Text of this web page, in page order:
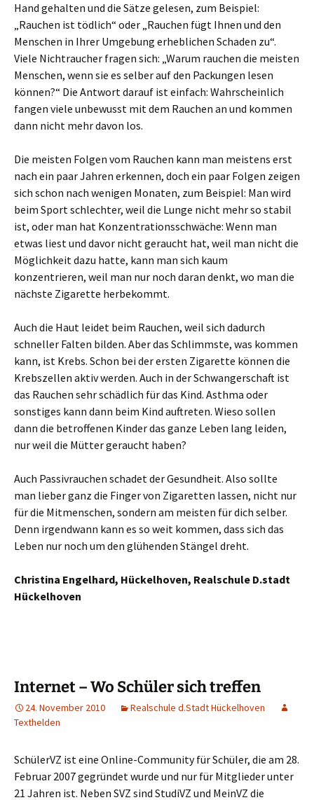
Hand gehalten und die Sätze gelesen, zum Beispiel:
„Rauchen ist tödlich“ oder „Rauchen fügt Ihnen und den
Menschen in Ihrer Umgebung erheblichen Schaden zu“.
Viele Nichtraucher fragen sich: „Warum rauchen die meisten
Menschen, wenn sie es selber auf den Packungen lesen
können?“ Die Antwort darauf ist einfach: Wahrscheinlich
fangen viele unbewusst mit dem Rauchen an und kommen
dann nicht mehr davon los.
Die meisten Folgen vom Rauchen kann man meistens erst
nach ein paar Jahren erkennen, doch ein paar Folgen zeigen
sich schon nach wenigen Monaten, zum Beispiel: Man wird
beim Sport schlechter, weil die Lunge nicht mehr so stabil
ist, oder man hat Konzentrationsschwäche: Wenn man
etwas liest und davor nicht geraucht hat, weil man nicht die
Möglichkeit dazu hatte, kann man sich kaum
konzentrieren, weil man nur noch daran denkt, wo man die
nächste Zigarette herbekommt.
Auch die Haut leidet beim Rauchen, weil sich dadurch
schneller Falten bilden. Aber das Schlimmste, was kommen
kann, ist Krebs. Schon bei der ersten Zigarette können die
Krebszellen aktiv werden. Auch in der Schwangerschaft ist
das Rauchen sehr schädlich für das Kind. Asthma oder
sonstiges kann dann beim Kind auftreten. Wieso sollen
dann die betroffenen Kinder das ganze Leben lang leiden,
nur weil die Mütter geraucht haben?
Auch Passivrauchen schadet der Gesundheit. Also sollte
man lieber ganz die Finger von Zigaretten lassen, nicht nur
für die Mitmenschen, sondern am meisten für dich selber.
Denn irgendwann kann es so weit kommen, dass sich das
Leben nur noch um den glühenden Stängel dreht.
Christina Engelhard, Hückelhoven, Realschule D.stadt
Hückelhoven
Internet – Wo Schüler sich treffen
24. November 2010
Realschule d.Stadt Hückelhoven
Texthelden
SchülerVZ ist eine Online-Community für Schüler, die am 28.
Februar 2007 gegründet wurde und nur für Mitglieder unter
21 Jahren ist. Neben SVZ sind StudiVZ und MeinVZ die